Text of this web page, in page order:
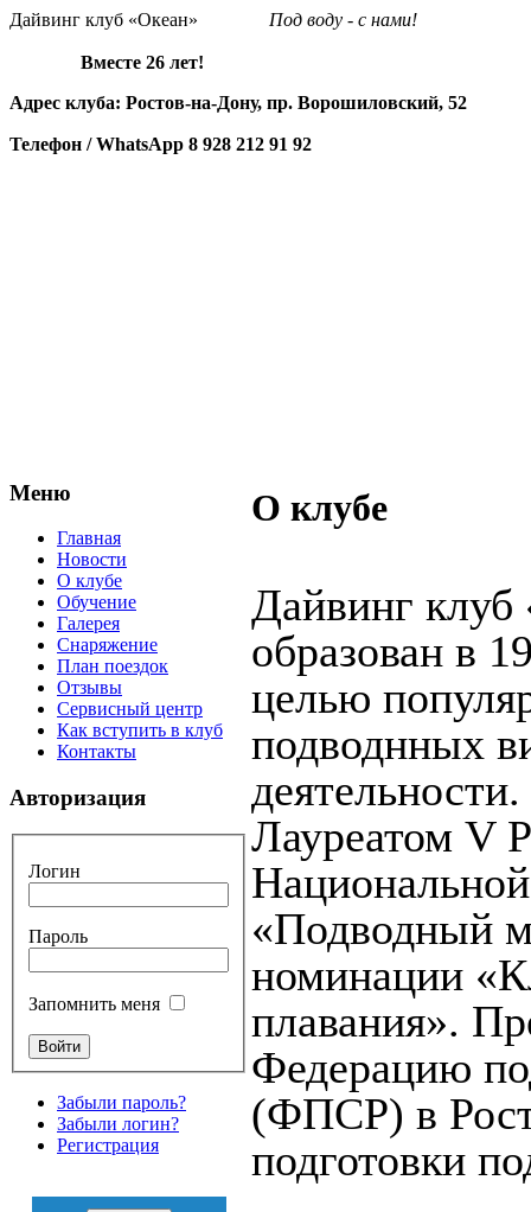
Дайвинг клуб «Океан» Под воду - с нами!
Вместе 26 лет!
Адрес клуба: Ростов-на-Дону, пр. Ворошиловский, 52
Телефон / WhatsApp 8 928 212 91 92
Меню
Главная
Новости
О клубе
Обучение
Галерея
Снаряжение
План поездок
Отзывы
Сервисный центр
Как вступить в клуб
Контакты
Авторизация
Логин
Пароль
Запомнить меня
Забыли пароль?
Забыли логин?
Регистрация
О клубе
Дайвинг клуб
образован в
целью
подводнных
Лауреатом V
«Подводный
номинации
плавания».
Федерацию
(ФПСР) в
подготовки